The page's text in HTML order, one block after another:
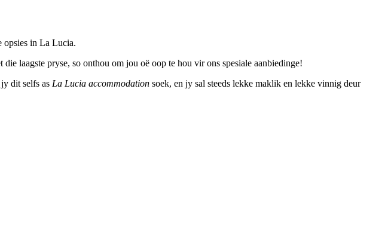
opsies in La Lucia.
laagste pryse, so onthou om jou oë oop te hou vir ons spesiale aanbiedinge!
dit selfs as La Lucia accommodation soek, en jy sal steeds lekke maklik en lekke vinnig deur